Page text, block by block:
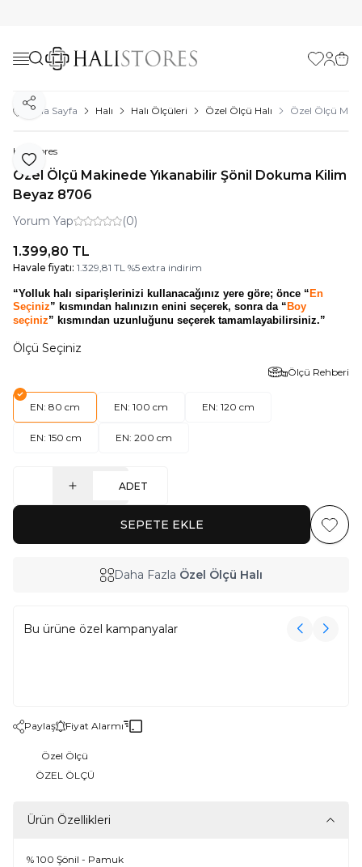
Favorilerim
Ana Sayfa Halı Halı Ölçüleri Özel Ölçü Halı Özel Ölçü
Favoriye Ekle
Paylaş
Halıstores
Özel Ölçü Makinede Yıkanabilir Şönil Dokuma Kilim
Beyaz 8706
Yorum Yap (0)
1.399,80 TL
Havale fiyatı: 1.329,81 TL %5 extra indirim
“Yolluk halı siparişlerinizi kullanacağınız yere göre; önce “ En
Seçiniz” kısmından halınızın enini seçerek, sonra da “ Boy
seçiniz” kısmından uzunluğunu seçerek tamamlayabilirsiniz.”
Ölçü Seçiniz
Ölçü Rehberi
EN: 80 cm EN: 100 cm EN: 120 cm
EN: 150 cm EN: 200 cm
ADET
SEPETE EKLE
Daha Fazla Özel Ölçü Halı
Bu ürüne özel kampanyalar
Paylaş Fiyat Alarmı
Özel Ölçü
ÖZEL ÖLÇÜ
Ürün Özellikleri
% 100 Şönil - Pamuk